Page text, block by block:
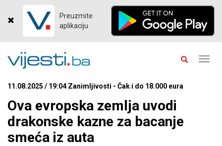
Preuzmite
aplikaciju
11.08.2025 / 19:04 Zanimljivosti - Čak i do 18.000 eura
Ova evropska zemlja uvodi
drakonske kazne za bacanje
smeća iz auta